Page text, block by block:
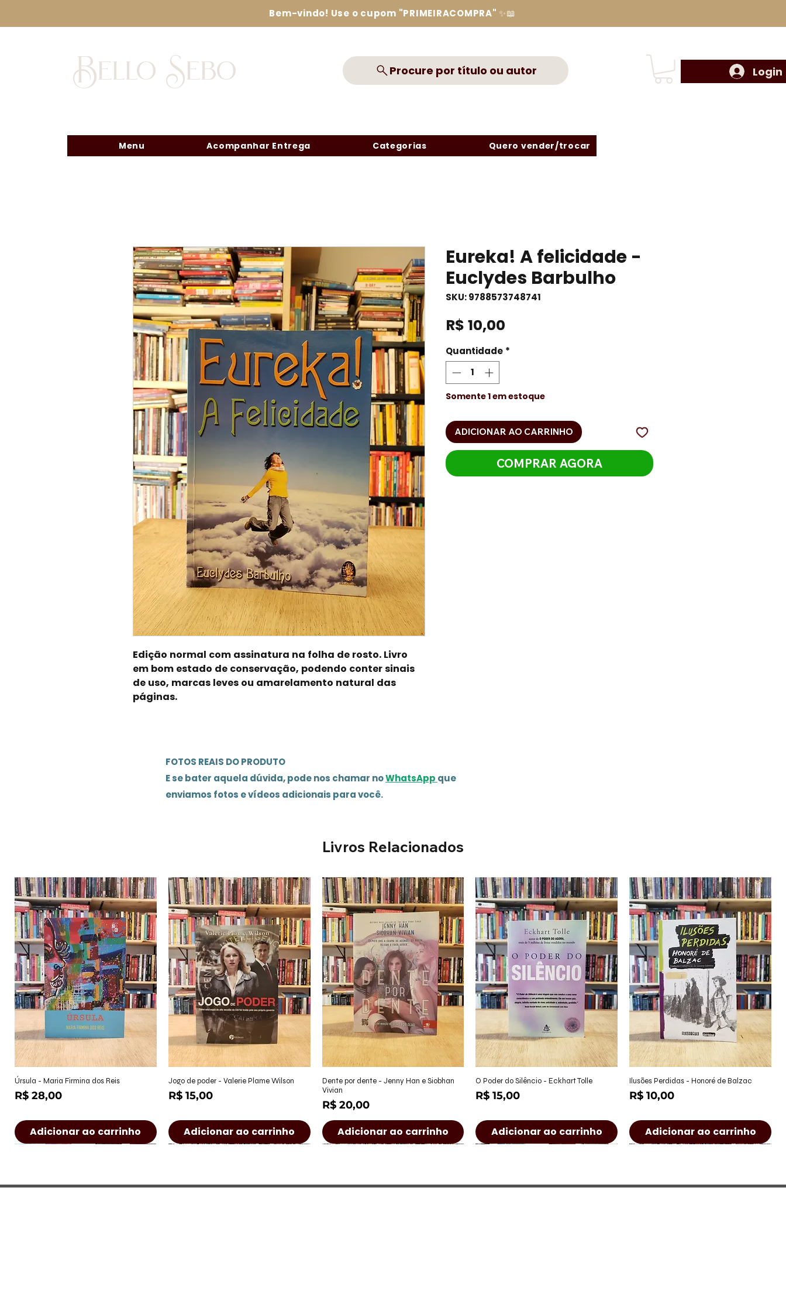
Bem-vindo! Use o cupom "PRIMEIRACOMPRA" ✨📖
Bello Sebo Procure por título ou autor
Menu Acompanhar Entrega Categorias Quero vender/trocar
Login
Edição normal com assinatura na folha de rosto. Livro
em bom estado de conservação, podendo conter sinais
de uso, marcas leves ou amarelamento natural das
páginas.
Eureka! A felicidade -
Euclydes Barbulho
SKU: 9788573748741
R$ 10,00
Quantidade *
Somente 1 em estoque
ADICIONAR AO CARRINHO
COMPRAR AGORA
FOTOS REAIS DO PRODUTO
E se bater aquela dúvida, pode nos chamar noWhatsApp que
enviamos fotos e vídeos adicionais para você.
Livros Relacionados
Visualização rápida
Úrsula - Maria Firmina dos Reis
Preço
R$ 28,00
Adicionar ao carrinho
Visualização rápida
Jogo de poder - Valerie Plame Wilson
Preço
R$ 15,00
Adicionar ao carrinho
Visualização rápida
Dente por dente - Jenny Han e Siobhan
Vivian
Preço
R$ 20,00
Adicionar ao carrinho
Visualização rápida
O Poder do Silêncio - Eckhart Tolle
Preço
R$ 15,00
Adicionar ao carrinho
Visualização rápida
Ilusões Perdidas - Honoré de Balzac
Preço
R$ 10,00
Adicionar ao carrinho